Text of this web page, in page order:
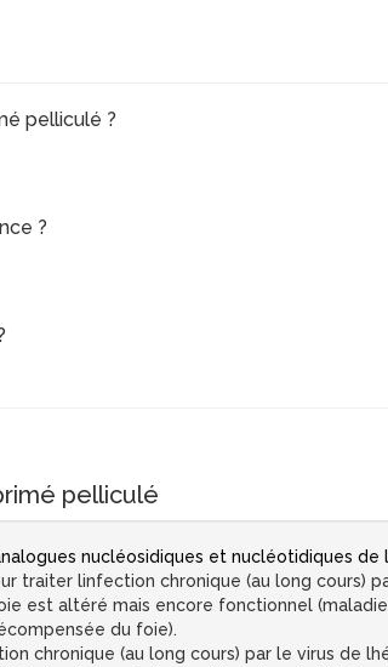
pelliculé ?
?
pelliculé
nucléosidiques et nucléotidiques de
traiter linfection chronique (au long cours)
est altéré mais encore fonctionnel
du foie).
chronique (au long cours) par le virus de